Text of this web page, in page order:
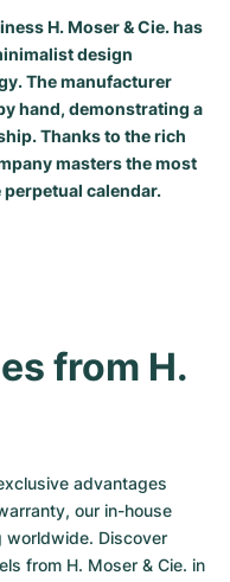
H. Moser & Cie. has
design
The manufacturer
hand, demonstrating a
Thanks to the rich
masters the most
calendar.
from H.
advantages
our in-house
worldwide. Discover
from H. Moser & Cie. in